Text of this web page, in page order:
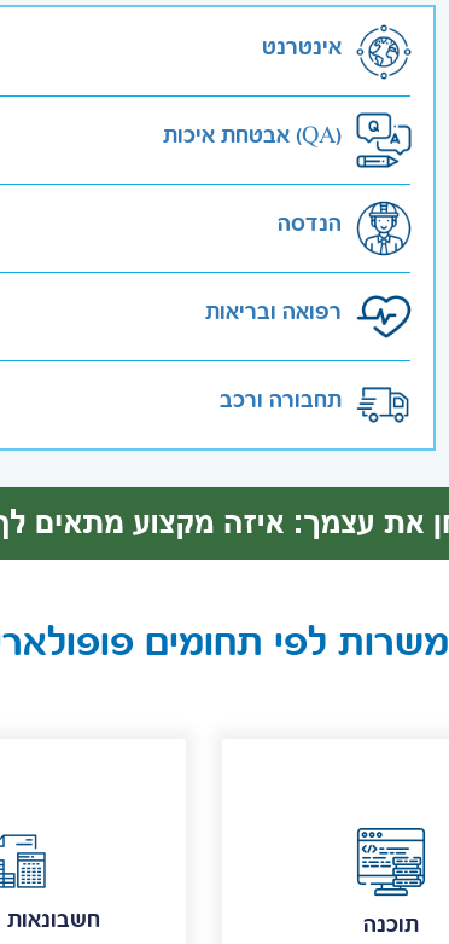
אינטרנט
אבטחת איכות (QA)
הנדסה
רפואה ובריאות
תחבורה ורכב
משרות לפי תחומים
חשבונאות תוכנה